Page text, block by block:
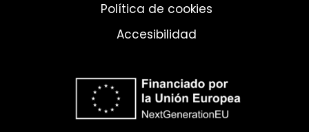
Política de cookies
Accesibilidad